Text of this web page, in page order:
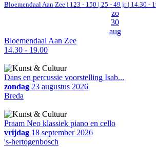
Bloemendaal Aan Zee | 123 - 150 | 25 - 49 jr | 14.30 -
zo
30
aug
Bloemendaal Aan Zee
14.30 - 19.00
Dans en percussie voorstelling Isab...
zondag 23 augustus 2026
Breda
Praam Neo klassiek piano en cello
vrijdag 18 september 2026
's-hertogenbosch